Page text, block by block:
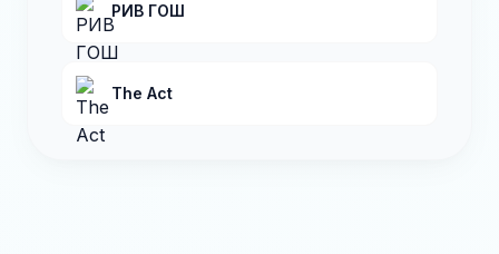
РИВ ГОШ
The Act